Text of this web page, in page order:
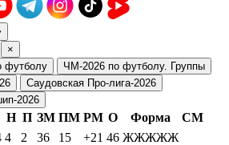
×
футболу
ЧМ-2026 по футболу. Группы
Саудовская Про-лига-2026
2026
Н П ЗМ ПМ РМ О Форма
СМ
4 2 36 15 +21 46 ЖЖЖЖЖ